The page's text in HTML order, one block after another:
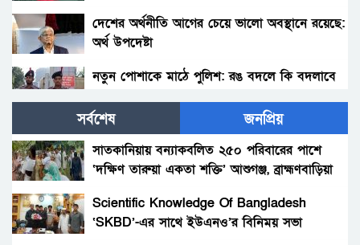
দেশের অর্থনীতি আগের চেয়ে ভালো অবস্থানে রয়েছে:
অর্থ উপদেষ্টা
নতুন পোশাকে মাঠে পুলিশ: রঙ বদলে কি বদলাবে
হাকিমপুরসহ ৪ উপজেলায় বিএনপির এমপি প্রার্থী ডাঃ
জাহিদের ব্যাবস্থাপনায় ফ্রী মেডিকেল ক্যাম্প ও ঔষধ
বিতরণ।
গ্রহন।
সর্বশেষ জনপ্রিয়
সাতকানিয়ায় বন্যাকবলিত ২৫০ পরিবারের পাশে
‘দক্ষিণ তারুয়া একতা শক্তি’ আশুগঞ্জ, ব্রাহ্মণবাড়িয়া
Scientific Knowledge Of Bangladesh
‘SKBD’-এর সাথে ইউএনও’র বিনিময় সভা